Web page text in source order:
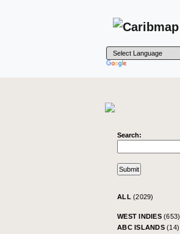
Search:
ALL (2029)
WEST INDIES (653)
ABC ISLANDS (14)